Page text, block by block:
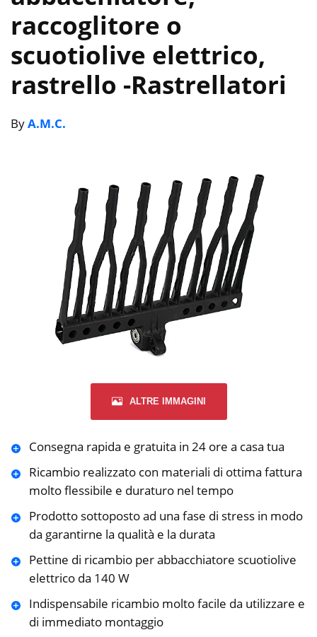
raccoglitore o
scuotiolive elettrico,
rastrello -Rastrellatori
ByA.M.C.
ALTRE IMMAGINI
Consegna rapida e gratuita in 24 ore a casa tua
Ricambio realizzato con materiali di ottima fattura
molto flessibile e duraturo nel tempo
Prodotto sottoposto ad una fase di stress in modo
da garantirne la qualità e la durata
Pettine di ricambio per abbacchiatore scuotiolive
elettrico da 140 W
Indispensabile ricambio molto facile da utilizzare e
di immediato montaggio